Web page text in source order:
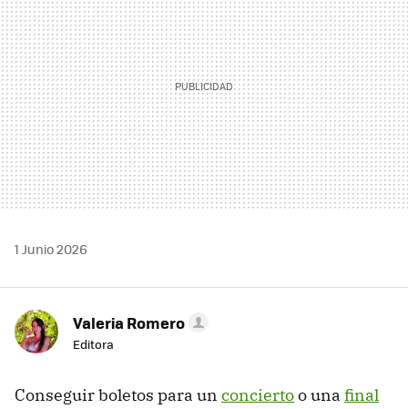
1 Junio 2026
Valeria Romero
Editora
Conseguir boletos para un conciertoo una final